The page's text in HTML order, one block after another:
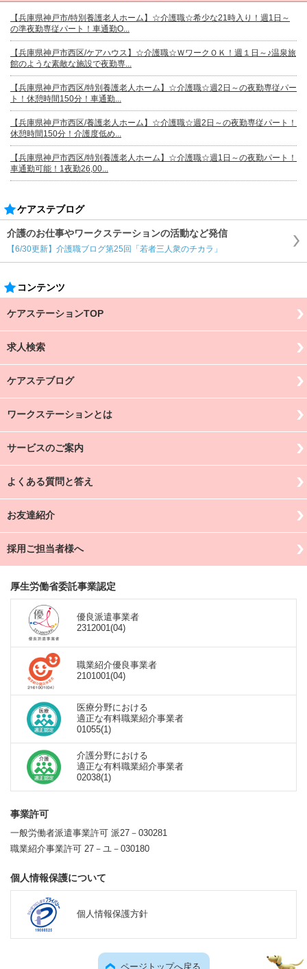
【兵庫県神戸市/特別養護老人ホーム】☆介護職☆希少な21時入り！週1日～
の準夜勤専従パート！車通勤O...
【兵庫県神戸市西区/ケアハウス】☆介護職☆ＷワークＯＫ！週１日～♪温泉旅
館のような素敵な施設で夜勤専...
【兵庫県神戸市西区/特別養護老人ホーム】☆介護職☆週2日～の夜勤専従パー
ト！休憩時間150分！車通勤...
【兵庫県神戸市西区/養護老人ホーム】☆介護職☆週2日～の夜勤専従パート！
休憩時間150分！介護度低め...
【兵庫県神戸市西区/特別養護老人ホーム】☆介護職☆週1日～の夜勤パート！
車通勤可能！1夜勤26,00...
ケアステブログ
介護のお仕事やワークステーションの活動など発信
【6/30更新】介護職ブログ第25回「若者三人衆のチカラ」
コンテンツ
ケアステーションTOP
求人検索
ケアステブログ
ワークステーションとは
サービスのご案内
よくある質問と答え
お友達紹介
採用ご担当者様へ
厚生労働省委託事業認定
優良派遣事業者
2312001(04)
職業紹介優良事業者
2101001(04)
医療分野における
適正な有料職業紹介事業者
01055(1)
介護分野における
適正な有料職業紹介事業者
02038(1)
事業許可
一般労働者派遣事業許可 派27－030281
職業紹介事業許可 27－ユ－030180
個人情報保護について
個人情報保護方針
ページトップへ戻る